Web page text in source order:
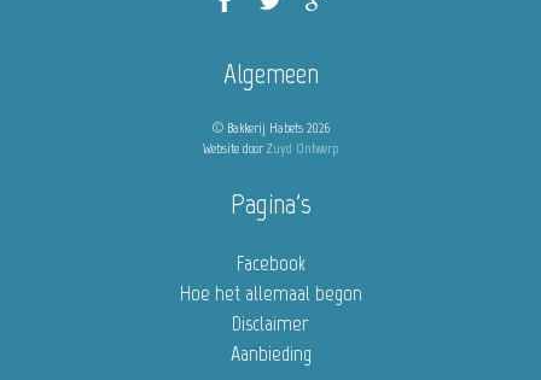
Algemeen
© Bakkerij Habets 2026
Website door Zuyd Ontwerp
Pagina's
Facebook
Hoe het allemaal begon
Disclaimer
Aanbieding